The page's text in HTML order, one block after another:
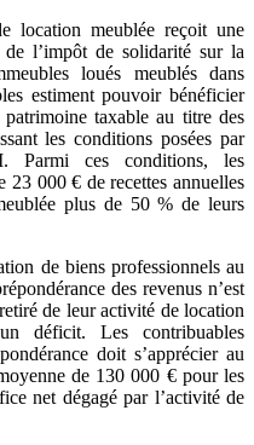
location meublée reçoit une
l’impôt de solidarité sur la
loués meublés dans
estiment pouvoir bénéficier
taxable au titre des
les conditions posées par
Parmi ces conditions, les
23 000 € de recettes annuelles
plus de 50 % de leurs
de biens professionnels au
des revenus n’est
de leur activité de location
déficit. Les contribuables
doit s’apprécier au
de 130 000 € pour les
net dégagé par l’activité de